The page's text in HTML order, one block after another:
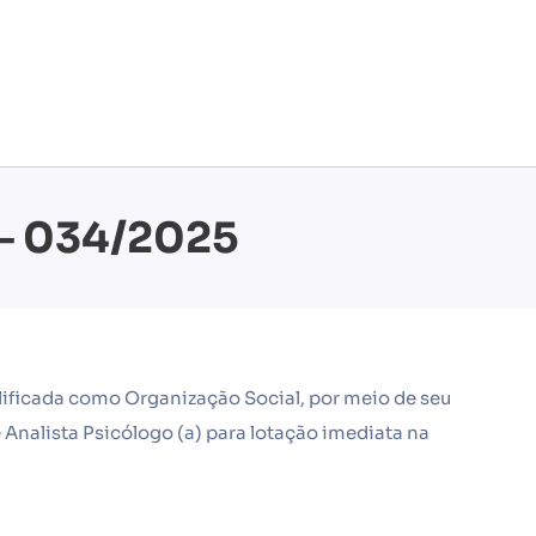
034/2025
como Organização Social, por meio de seu
Psicólogo (a) para lotação imediata na